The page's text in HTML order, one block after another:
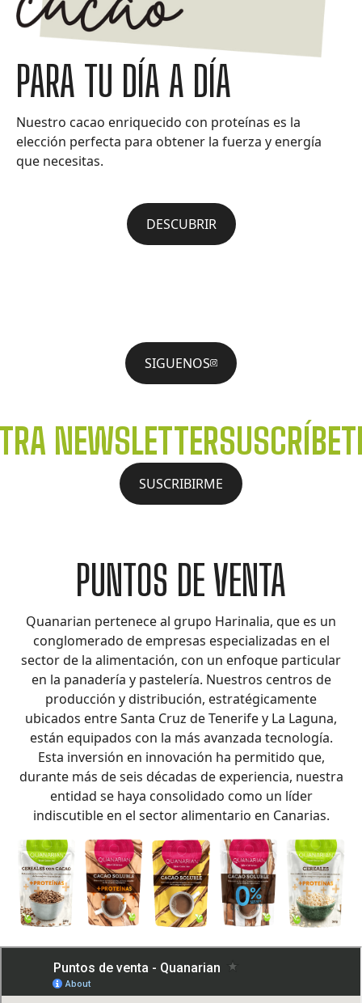
PARA TU DÍA A DÍA
Nuestro cacao enriquecido con proteínas es la
elección perfecta para obtener la fuerza y energía
que necesitas.
DESCUBRIR
SIGUENOS
NEWSLETTER
SUSCRIBIRME
PUNTOS DE VENTA
Quanarian pertenece al grupo Harinalia, que es un
conglomerado de empresas especializadas en el
sector de la alimentación, con un enfoque particular
en la panadería y pastelería. Nuestros centros de
producción y distribución, estratégicamente
ubicados entre Santa Cruz de Tenerife y La Laguna,
están equipados con la más avanzada tecnología.
Esta inversión en innovación ha permitido que,
durante más de seis décadas de experiencia, nuestra
entidad se haya consolidado como un líder
indiscutible en el sector alimentario en Canarias.